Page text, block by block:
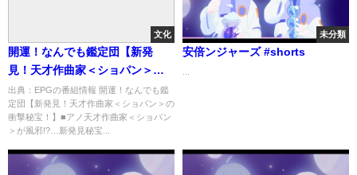
文化
開運！なんでも鑑定団【新発
見！天才作曲家＜ショパン＞の
衝撃秘宝！】[字]…の番組内容解
析まとめ
出典：EPGの番組情報 開運！なんでも鑑
定団【新発見！天才作曲家＜ショパン＞の
衝撃秘宝！】■アノ天才作曲家＜ショパン
＞が風邪!?…新発見秘宝...
未分類
安倍ンジャーズ #shorts